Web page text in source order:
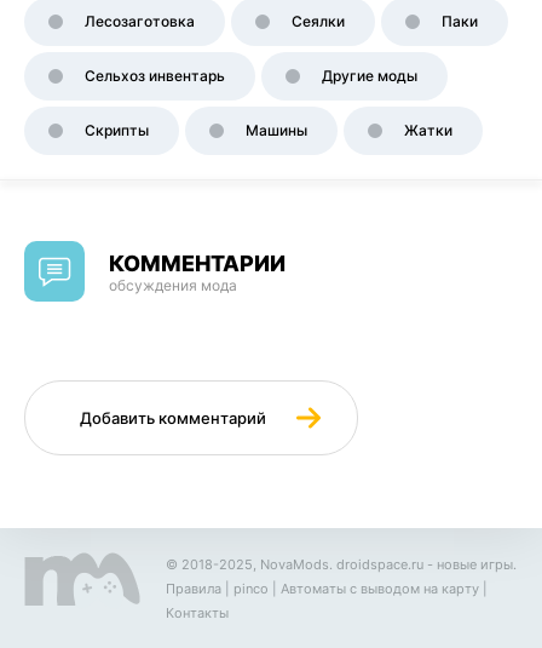
Лесозаготовка Сеялки Паки
Сельхоз инвентарь Другие моды
Скрипты Машины Жатки
КОММЕНТАРИИ
обсуждения мода
Добавить комментарий
© 2018-2025, NovaMods. droidspace.ru - новые игры.
Правила
pinco Автоматы с выводом на карту
Контакты